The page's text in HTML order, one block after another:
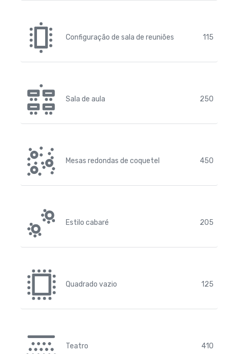
Configuração de sala de reuniões 115
Sala de aula 250
Mesas redondas de coquetel 450
Estilo cabaré 205
Quadrado vazio 125
Teatro 410